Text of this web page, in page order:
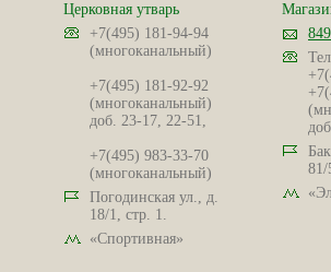
Церковная утварь
+7(495) 181-94-94
(многоканальный)
+7(495) 181-92-92
(многоканальный)
доб. 23-17, 22-51,
+7(495) 983-33-70
(многоканальный)
Погодинская ул., д.
18/1, стр. 1.
«Спортивная»
81/